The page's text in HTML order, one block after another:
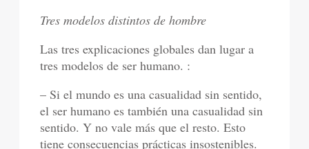
Tres modelos distintos de hombre
Las tres explicaciones globales dan lugar a
tres modelos de ser humano. :
– Si el mundo es una casualidad sin sentido,
el ser humano es también una casualidad sin
sentido. Y no vale más que el resto. Esto
tiene consecuencias prácticas insostenibles.